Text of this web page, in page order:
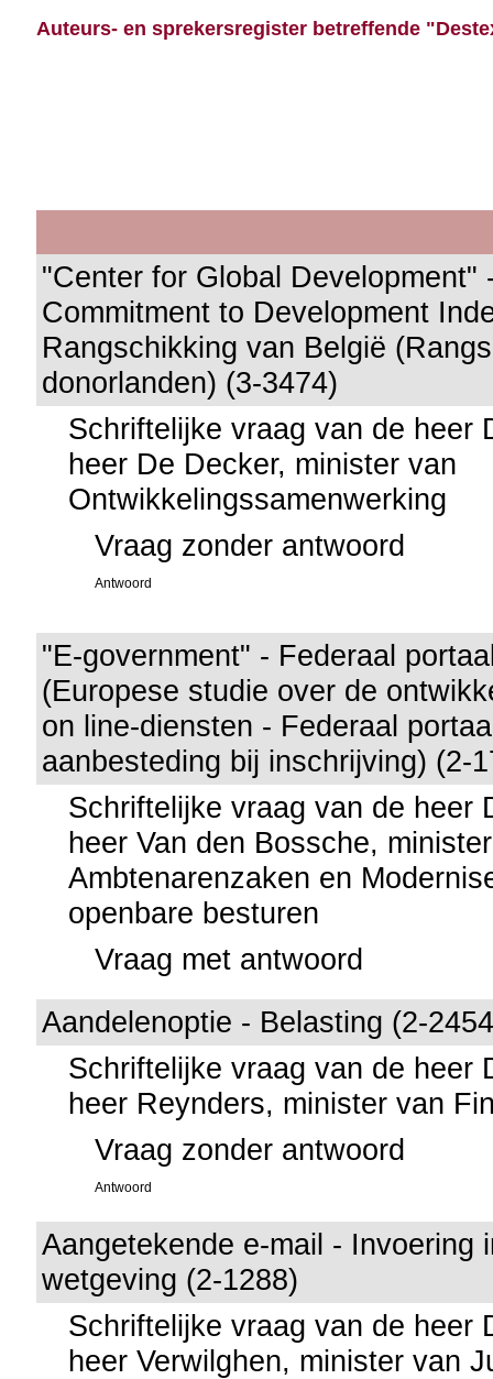
Auteurs- en sprekersregister betreffende
"Center for Global Development"
Commitment to Development
Rangschikking van België
donorlanden) (3-3474)
Schriftelijke vraag van de heer
heer De Decker, minister van
Ontwikkelingssamenwerking
Vraag zonder antwoord
Antwoord
"E-government" - Federaal
(Europese studie over de
on line-diensten - Federaal
aanbesteding bij inschrijving) (2-
Schriftelijke vraag van de heer
heer Van den Bossche,
Ambtenarenzaken en
openbare besturen
Vraag met antwoord
Aandelenoptie - Belasting (2-
Schriftelijke vraag van de heer
heer Reynders, minister van
Vraag zonder antwoord
Antwoord
Aangetekende e-mail - Invoering
wetgeving (2-1288)
Schriftelijke vraag van de heer
heer Verwilghen, minister van